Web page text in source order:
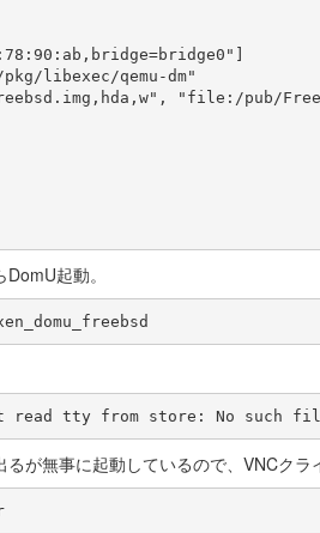
libexec/qemu-dm"
"file:/pub/
起動。
が無事に起動しているので、VNCクラ
$ vncviewer xenserver